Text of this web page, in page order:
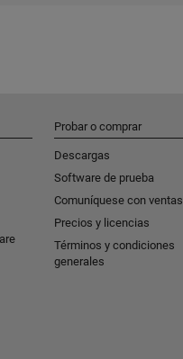
Probar o comprar
Descargas
Software de prueba
Comuníquese con ventas
Precios y licencias
Términos y condiciones
generales